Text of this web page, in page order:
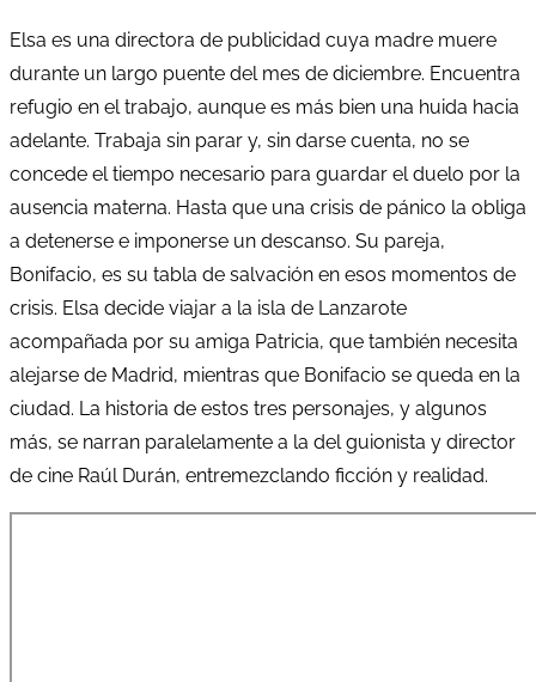
Elsa es una directora de publicidad cuya madre muere
durante un largo puente del mes de diciembre. Encuentra
refugio en el trabajo, aunque es más bien una huida hacia
adelante. Trabaja sin parar y, sin darse cuenta, no se
concede el tiempo necesario para guardar el duelo por la
ausencia materna. Hasta que una crisis de pánico la obliga
a detenerse e imponerse un descanso. Su pareja,
Bonifacio, es su tabla de salvación en esos momentos de
crisis. Elsa decide viajar a la isla de Lanzarote
acompañada por su amiga Patricia, que también necesita
alejarse de Madrid, mientras que Bonifacio se queda en la
ciudad. La historia de estos tres personajes, y algunos
más, se narran paralelamente a la del guionista y director
de cine Raúl Durán, entremezclando ficción y realidad.